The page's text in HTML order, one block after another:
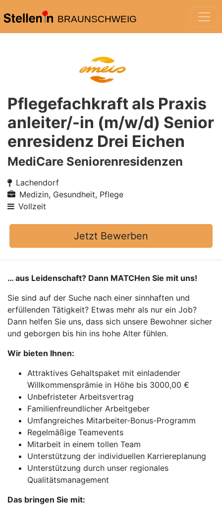
BRAUNSCHWEIG
Pflegefachkraft als Praxis
anleiter/-in (m/w/d) Senior
enresidenz Drei Eichen
MediCare Seniorenresidenzen
Lachendorf
Medizin, Gesundheit, Pflege
Vollzeit
Jetzt Bewerben
… aus Leidenschaft? Dann MATCHen Sie mit uns!
Sie sind auf der Suche nach einer sinnhaften und
erfüllenden Tätigkeit? Etwas mehr als nur ein Job?
Dann helfen Sie uns, dass sich unsere Bewohner sicher
und geborgen bis hin ins hohe Alter fühlen.
Wir bieten Ihnen:
Attraktives Gehaltspaket mit einladender
Willkommensprämie in Höhe bis 3000,00 €
Unbefristeter Arbeitsvertrag
Familienfreundlicher Arbeitgeber
Umfangreiches Mitarbeiter-Bonus-Programm
Regelmäßige Teamevents
Mitarbeit in einem tollen Team
Unterstützung der individuellen Karriereplanung
Unterstützung durch unser regionales
Qualitätsmanagement
Das bringen Sie mit: